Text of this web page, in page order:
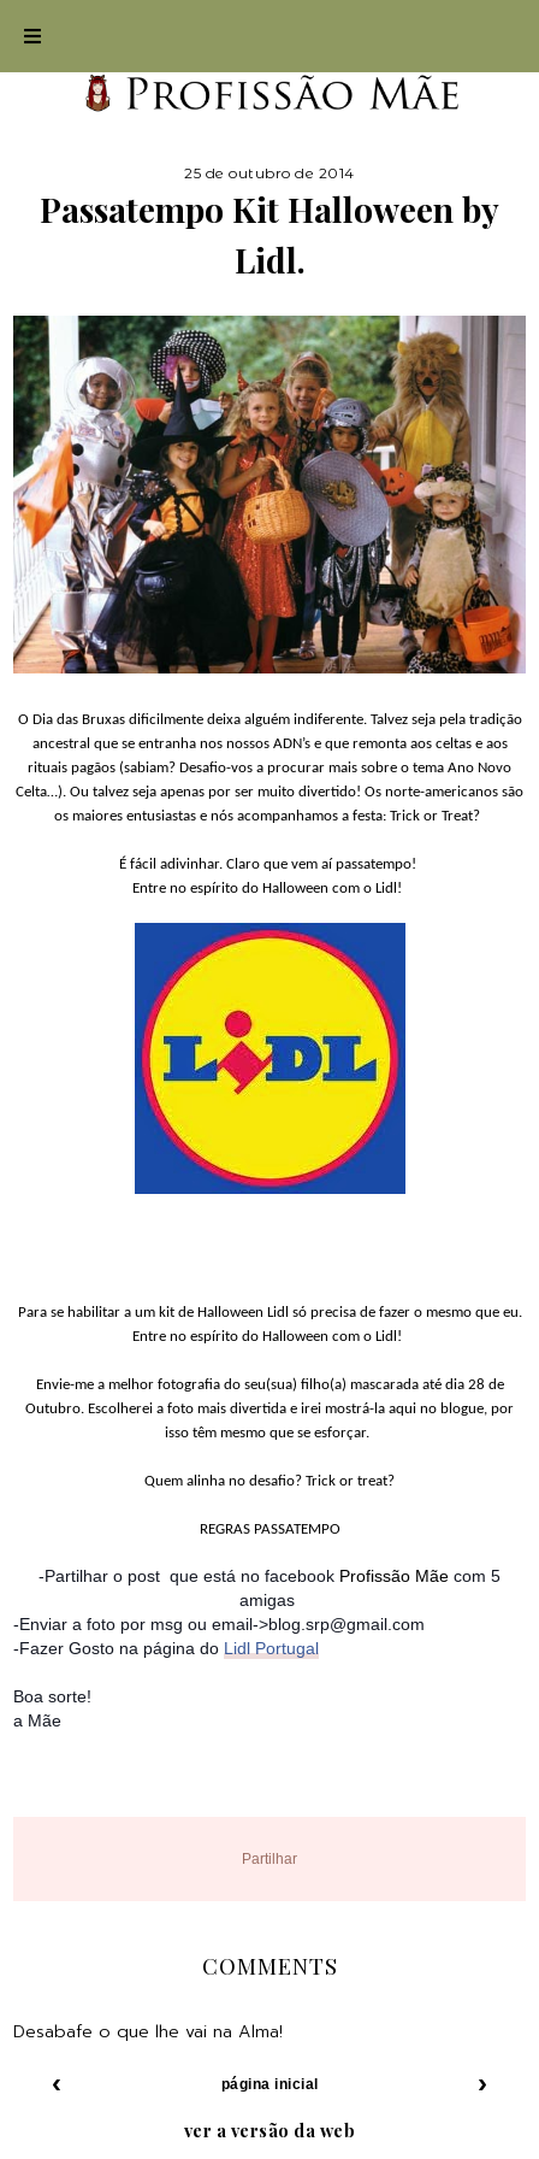
25 de outubro de 2014
Passatempo Kit Halloween by
Lidl.
O Dia das Bruxas dificilmente deixa alguém indiferente. Talvez seja pela tradição
ancestral que se entranha nos nossos ADN’s e que remonta aos celtas e aos
rituais pagãos (sabiam? Desafio-vos a procurar mais sobre o tema Ano Novo
Celta…). Ou talvez seja apenas por ser muito divertido! Os norte-americanos são
os maiores entusiastas e nós acompanhamos a festa: Trick or Treat?
É fácil adivinhar. Claro que vem aí passatempo!
Entre no espírito do Halloween com o Lidl!
Para se habilitar a um kit de Halloween Lidl só precisa de fazer o mesmo que eu.
Entre no espírito do Halloween com o Lidl!
Envie-me a melhor fotografia do seu(sua) filho(a) mascarada até dia 28 de
Outubro. Escolherei a foto mais divertida e irei mostrá-la aqui no blogue, por
isso têm mesmo que se esforçar.
Quem alinha no desafio? Trick or treat?
REGRAS PASSATEMPO
-Partilhar o post que está no facebook Profissão Mãe com 5
amigas
-Enviar a foto por msg ou email->blog.srp@gmail.com
-Fazer Gosto na página do Lidl Portugal
Boa sorte!
a Mãe
Partilhar
COMMENTS
Desabafe o que lhe vai na Alma!
‹ ›
página inicial
ver a versão da web